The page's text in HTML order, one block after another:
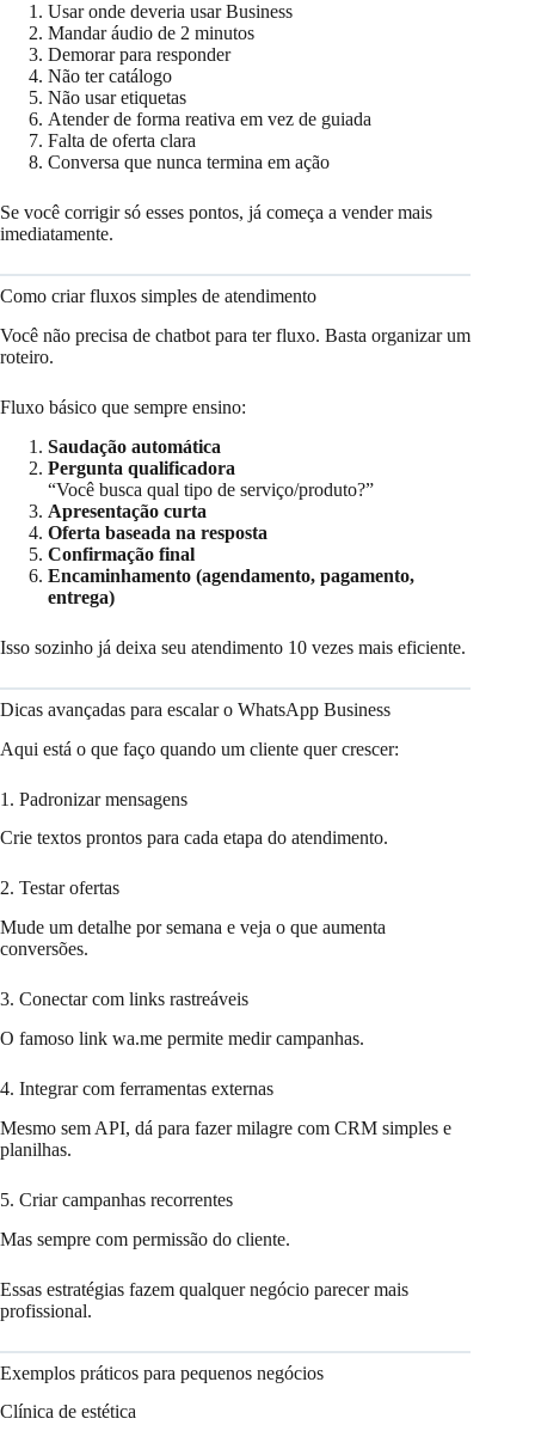
Usar onde deveria usar Business
Mandar áudio de 2 minutos
Demorar para responder
Não ter catálogo
Não usar etiquetas
Atender de forma reativa em vez de guiada
Falta de oferta clara
Conversa que nunca termina em ação
Se você corrigir só esses pontos, já começa a vender mais
imediatamente.
Como criar fluxos simples de atendimento
Você não precisa de chatbot para ter fluxo. Basta organizar um
roteiro.
Fluxo básico que sempre ensino:
Saudação automática
Pergunta qualificadora
“Você busca qual tipo de serviço/produto?”
Apresentação curta
Oferta baseada na resposta
Confirmação final
Encaminhamento (agendamento, pagamento,
entrega)
Isso sozinho já deixa seu atendimento 10 vezes mais eficiente.
Dicas avançadas para escalar o WhatsApp Business
Aqui está o que faço quando um cliente quer crescer:
1. Padronizar mensagens
Crie textos prontos para cada etapa do atendimento.
2. Testar ofertas
Mude um detalhe por semana e veja o que aumenta
conversões.
3. Conectar com links rastreáveis
O famoso link wa.me permite medir campanhas.
4. Integrar com ferramentas externas
Mesmo sem API, dá para fazer milagre com CRM simples e
planilhas.
5. Criar campanhas recorrentes
Mas sempre com permissão do cliente.
Essas estratégias fazem qualquer negócio parecer mais
profissional.
Exemplos práticos para pequenos negócios
Clínica de estética